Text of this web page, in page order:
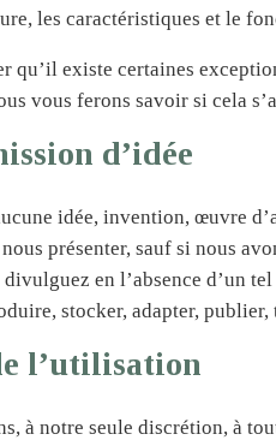
les caractéristiques et le
qu’il existe certaines
vous ferons savoir si cela
d’idée
idée, invention, œuvre
présenter, sauf si nous
en l’absence d’un
stocker, adapter,
l’utilisation
à notre seule discrétion, à